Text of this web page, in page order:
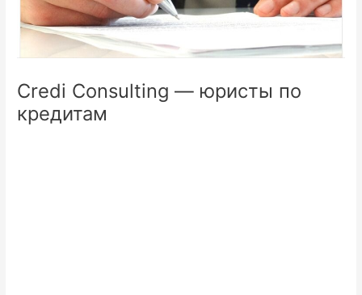
Credi Consulting — юристы по
кредитам